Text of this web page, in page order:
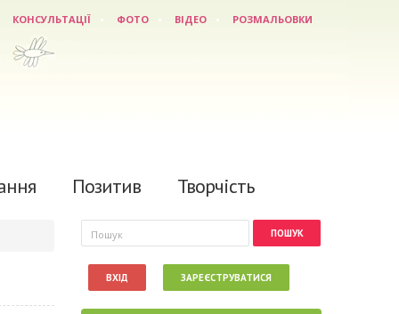
КОНСУЛЬТАЦІЇ ФОТО ВІДЕО РОЗМАЛЬОВКИ
Позитив Творчість
Пошукова форма
Пошук
ВХІД ЗАРЕЄСТРУВАТИСЯ